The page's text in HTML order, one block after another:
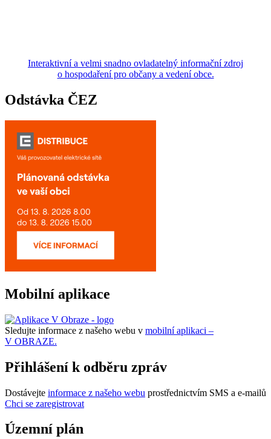
Interaktivní a velmi snadno ovladatelný informační zdroj
o hospodaření pro občany a vedení obce.
Odstávka ČEZ
Mobilní aplikace
Sledujte informace z našeho webu v mobilní aplikaci –
V OBRAZE.
Přihlášení k odběru zpráv
Dostávejte informace z našeho webu prostřednictvím SMS a e-mailů
Chci se zaregistrovat
Územní plán